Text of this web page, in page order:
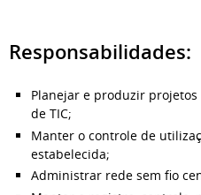
Responsabilidades:
Planejar e produzir
de TIC;
Manter o controle de
estabelecida;
Administrar rede sem fio